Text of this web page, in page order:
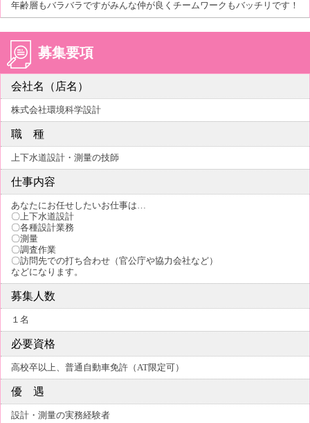
年齢層もバラバラですがみんな仲が良くチームワークもバッチリです！
募集要項
会社名（店名）
株式会社環境科学設計
職 種
上下水道設計・測量の技師
仕事内容
あなたにお任せしたいお仕事は…
〇上下水道設計
〇各種設計業務
〇測量
〇調査作業
〇訪問先での打ち合わせ（官公庁や協力会社など）
などになります。
募集人数
１名
必要資格
高校卒以上、普通自動車免許（AT限定可）
優 遇
設計・測量の実務経験者